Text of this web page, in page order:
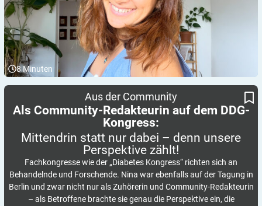
8Minuten
Mittendrin statt nur dabei – denn unsere Perspektive zählt!
Aus der Community
Als Community-Redakteurin auf dem DDG-
Kongress:
Mittendrin statt nur dabei – denn unsere
Perspektive zählt!
Fachkongresse wie der „Diabetes Kongress“ richten sich an
Behandelnde und Forschende. Nina war ebenfalls auf der Tagung in
Berlin und zwar nicht nur als Zuhörerin und Community-Redakteurin
– als Betroffene brachte sie genau die Perspektive ein, die